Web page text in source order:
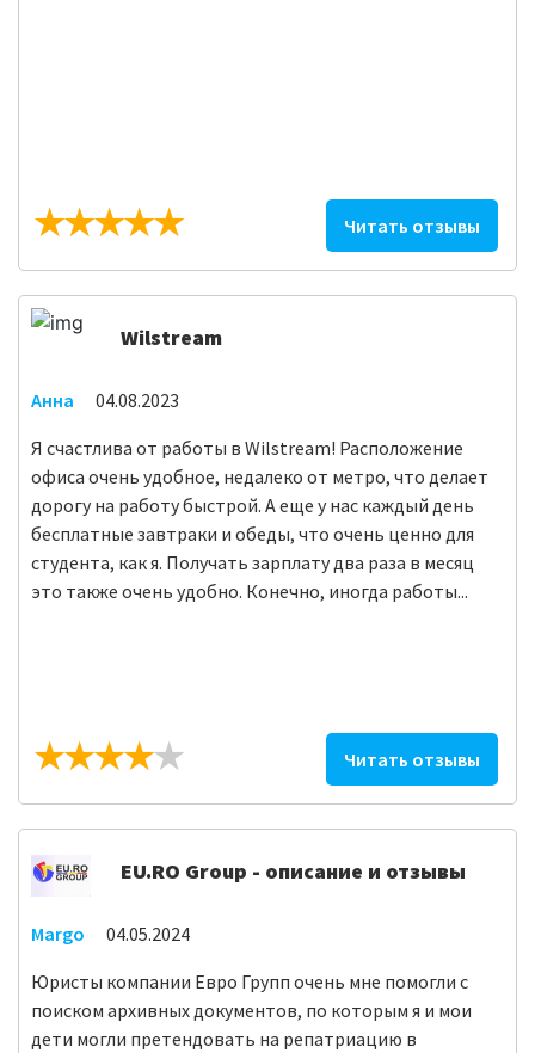
Читать отзывы
Wilstream
Анна
04.08.2023
Я счастлива от работы в Wilstream! Расположение
офиса очень удобное, недалеко от метро, что делает
дорогу на работу быстрой. А еще у нас каждый день
бесплатные завтраки и обеды, что очень ценно для
студента, как я. Получать зарплату два раза в месяц
это также очень удобно. Конечно, иногда работы...
Читать отзывы
EU.RO Group - описание и отзывы
Margo
04.05.2024
Юристы компании Евро Групп очень мне помогли с
поиском архивных документов, по которым я и мои
дети могли претендовать на репатриацию в